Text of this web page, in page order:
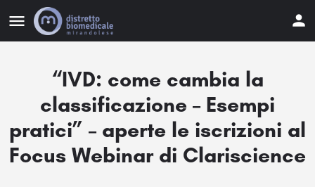
“IVD: come cambia la
classificazione – Esempi
pratici” – aperte le iscrizioni al
Focus Webinar di Clariscience